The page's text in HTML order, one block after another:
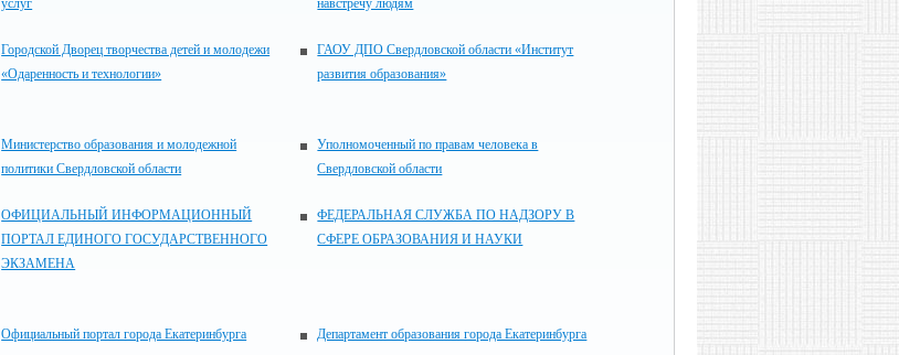
услуг
навстречу людям
Городской Дворец творчества детей и молодежи
«Одаренность и технологии»
ГАОУ ДПО Свердловской области «Институт
развития образования»
Министерство образования и молодежной
политики Свердловской области
Уполномоченный по правам человека в
Свердловской области
ОФИЦИАЛЬНЫЙ ИНФОРМАЦИОННЫЙ
ПОРТАЛ ЕДИНОГО ГОСУДАРСТВЕННОГО
ЭКЗАМЕНА
ФЕДЕРАЛЬНАЯ СЛУЖБА ПО НАДЗОРУ В
СФЕРЕ ОБРАЗОВАНИЯ И НАУКИ
Официальный портал города Екатеринбурга Департамент образования города Екатеринбурга